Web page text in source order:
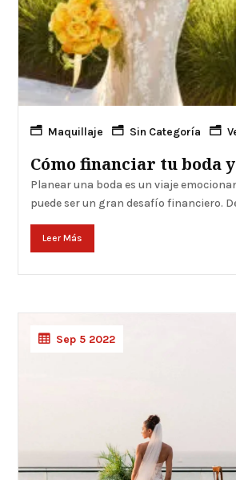
Cómo financiar tu boda
Maquillaje Sin Categoría
Planear una boda es un viaje
puede ser un gran desafío financiero.
Leer Más
Sep 5 2022